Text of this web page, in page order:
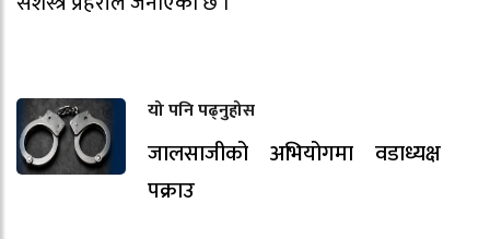
यो पनि पढ्नुहोस
जालसाजीको अभियोगमा वडाध्यक्ष
पक्राउ